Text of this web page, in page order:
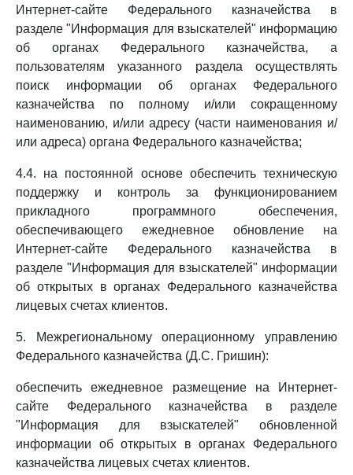
Интернет-сайте Федерального казначейства в
разделе "Информация для взыскателей" информацию
об органах Федерального казначейства, а
пользователям указанного раздела осуществлять
поиск информации об органах Федерального
казначейства по полному и/или сокращенному
наименованию, и/или адресу (части наименования и/
или адреса) органа Федерального казначейства;
4.4. на постоянной основе обеспечить техническую
поддержку и контроль за функционированием
прикладного программного обеспечения,
обеспечивающего ежедневное обновление на
Интернет-сайте Федерального казначейства в
разделе "Информация для взыскателей" информации
об открытых в органах Федерального казначейства
лицевых счетах клиентов.
5. Межрегиональному операционному управлению
Федерального казначейства (Д.С. Гришин):
обеспечить ежедневное размещение на Интернет-
сайте Федерального казначейства в разделе
"Информация для взыскателей" обновленной
информации об открытых в органах Федерального
казначейства лицевых счетах клиентов.